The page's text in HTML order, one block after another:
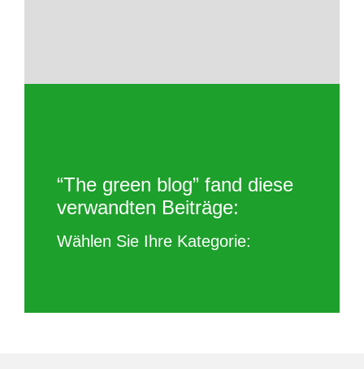
“The green blog” fand diese
verwandten Beiträge:
Wählen Sie Ihre Kategorie: